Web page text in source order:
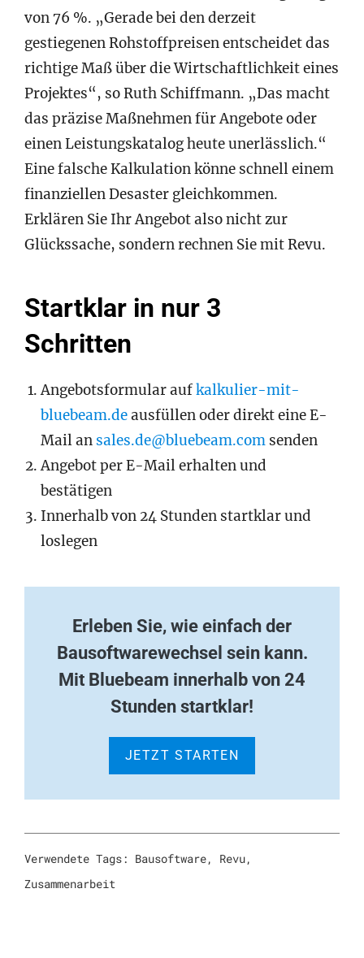
von 76 %. „Gerade bei den derzeit
gestiegenen Rohstoffpreisen entscheidet das
richtige Maß über die Wirtschaftlichkeit eines
Projektes“, so Ruth Schiffmann. „Das macht
das präzise Maßnehmen für Angebote oder
einen Leistungskatalog heute unerlässlich.“
Eine falsche Kalkulation könne schnell einem
finanziellen Desaster gleichkommen.
Erklären Sie Ihr Angebot also nicht zur
Glückssache, sondern rechnen Sie mit Revu.
Startklar in nur 3
Schritten
Angebotsformular aufkalkulier-mit-
bluebeam.deausfüllen oder direkt eine E-
Mail an sales.de@bluebeam.com senden
Angebot per E-Mail erhalten und
bestätigen
Innerhalb von 24 Stunden startklar und
loslegen
Erleben Sie, wie einfach der
Bausoftwarewechsel sein kann.
Mit Bluebeam innerhalb von 24
Stunden startklar!
JETZT STARTEN
Verwendete Tags: Bausoftware, Revu,
Zusammenarbeit